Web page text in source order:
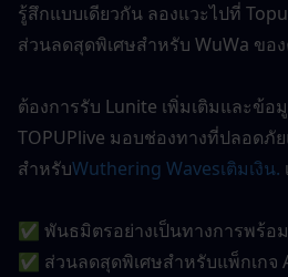
รู้สึกแบบเดียวกัน ลองแวะไปที่
ส่วนลดสุดพิเศษสำหรับ WuWa ขอ
ต้องการรับ Lunite เพิ่มเติมและข้อ
TOPUPlive มอบช่องทางที่ปลอดภั
สำหรับWuthering Wavesเติมเงิน.
✅ พันธมิตรอย่างเป็นทางการพร้
✅ ส่วนลดสุดพิเศษสำหรับแพ็กเกจ